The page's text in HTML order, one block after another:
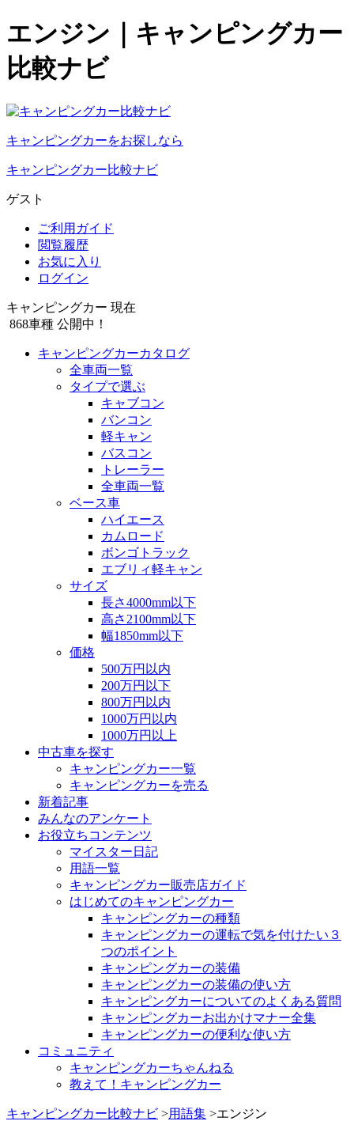
エンジン｜キャンピングカー
比較ナビ
キャンピングカーをお探しなら
キャンピングカー比較ナビ
ゲスト
ご利用ガイド
閲覧履歴
お気に入り
ログイン
キャンピングカー 現在
868車種 公開中！
キャンピングカーカタログ
全車両一覧
タイプで選ぶ
キャブコン
バンコン
軽キャン
バスコン
トレーラー
全車両一覧
ベース車
ハイエース
カムロード
ボンゴトラック
エブリィ軽キャン
サイズ
長さ4000mm以下
高さ2100mm以下
幅1850mm以下
価格
500万円以内
200万円以下
800万円以内
1000万円以内
1000万円以上
中古車を探す
キャンピングカー一覧
キャンピングカーを売る
新着記事
みんなのアンケート
お役立ちコンテンツ
マイスター日記
用語一覧
キャンピングカー販売店ガイド
はじめてのキャンピングカー
キャンピングカーの種類
キャンピングカーの運転で気を付けたい３
つのポイント
キャンピングカーの装備
キャンピングカーの装備の使い方
キャンピングカーについてのよくある質問
キャンピングカーお出かけマナー全集
キャンピングカーの便利な使い方
コミュニティ
キャンピングカーちゃんねる
教えて！キャンピングカー
キャンピングカー比較ナビ >用語集 >エンジン